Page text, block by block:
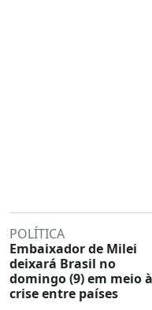
POLÍTICA
Embaixador de Milei
deixará Brasil no
domingo (9) em meio à
crise entre países